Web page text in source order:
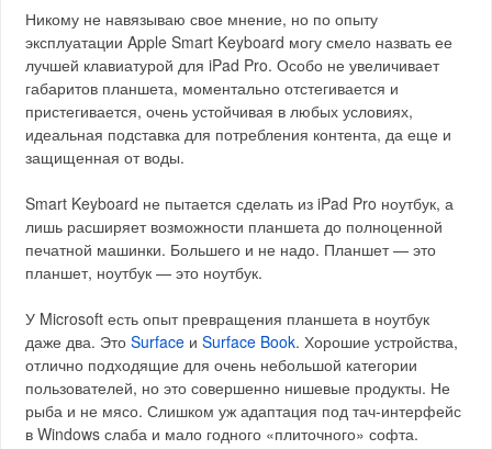
Никому не навязываю свое мнение, но по опыту
эксплуатации Apple Smart Keyboard могу смело назвать ее
лучшей клавиатурой для iPad Pro. Особо не увеличивает
габаритов планшета, моментально отстегивается и
пристегивается, очень устойчивая в любых условиях,
идеальная подставка для потребления контента, да еще и
защищенная от воды.
Smart Keyboard не пытается сделать из iPad Pro ноутбук, а
лишь расширяет возможности планшета до полноценной
печатной машинки. Большего и не надо. Планшет — это
планшет, ноутбук — это ноутбук.
У Microsoft есть опыт превращения планшета в ноутбук
даже два. ЭтоSurface иSurface Book. Хорошие устройства,
отлично подходящие для очень небольшой категории
пользователей, но это совершенно нишевые продукты. Не
рыба и не мясо. Слишком уж адаптация под тач-интерфейс
в Windows слаба и мало годного «плиточного» софта.